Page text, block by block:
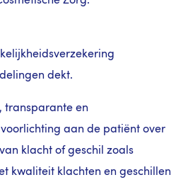
dekt.
transparante en
aan de patiënt over
klacht of geschil zoals
kwaliteit klachten en geschillen